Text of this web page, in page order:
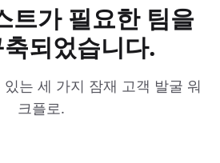
트가 필요한 팀을
되었습니다.
는 세 가지 잠재 고객 발굴 워
크플로.